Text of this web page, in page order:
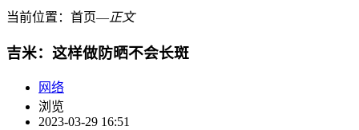
当前位置： 首页―正文
吉米：这样做防晒不会长斑
网络
浏览
2023-03-29 16:51